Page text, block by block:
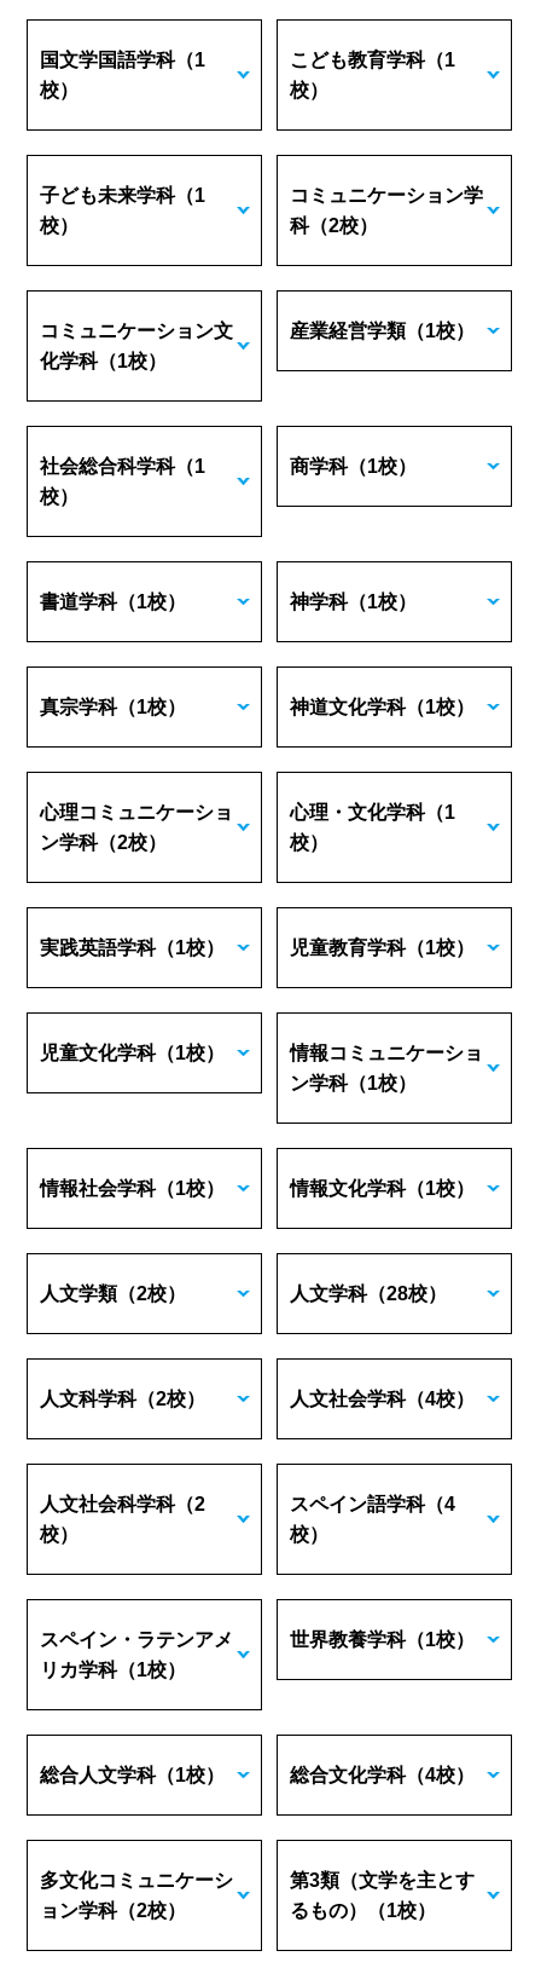
国文学国語学科（1
校）
こども教育学科（1
校）
子ども未来学科（1
校）
コミュニケーション学
科（2校）
コミュニケーション文
化学科（1校）
産業経営学類（1校）
社会総合科学科（1
校）
商学科（1校）
書道学科（1校） 神学科（1校）
真宗学科（1校） 神道文化学科（1校）
心理コミュニケーショ
ン学科（2校）
心理・文化学科（1
校）
実践英語学科（1校） 児童教育学科（1校）
児童文化学科（1校）
情報コミュニケーショ
ン学科（1校）
情報社会学科（1校） 情報文化学科（1校）
人文学類（2校） 人文学科（28校）
人文科学科（2校） 人文社会学科（4校）
人文社会科学科（2
校）
スペイン語学科（4
校）
スペイン・ラテンアメ
リカ学科（1校）
世界教養学科（1校）
総合人文学科（1校） 総合文化学科（4校）
多文化コミュニケーシ
ョン学科（2校）
第3類（文学を主とす
るもの）
（1校）